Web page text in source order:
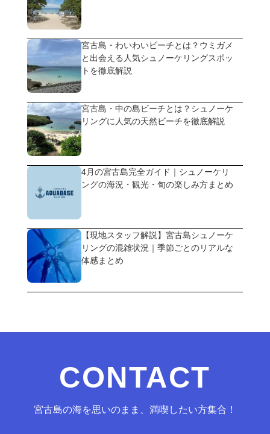
宮古島・わいわいビーチとは？ウミガメ
と出会える人気シュノーケリングスポッ
トを徹底解説
宮古島・中の島ビーチとは？シュノーケ
リングに人気の天然ビーチを徹底解説
4月の宮古島完全ガイド｜シュノーケリ
ングの海況・観光・旬の楽しみ方まとめ
【現地スタッフ解説】宮古島シュノーケ
リングの混雑状況｜季節ごとのリアルな
体感まとめ
CONTACT
宮古島の海を思いのまま、満喫したい方集合！